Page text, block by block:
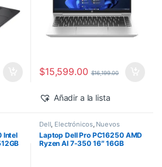
$15,599.00 $16,199.00
Añadir a la lista
Intel
Dell, Electrónicos, Nuevos
Productos
Laptop Dell Pro PC16250 AMD
Ryzen AI 7-350 16″ 16GB